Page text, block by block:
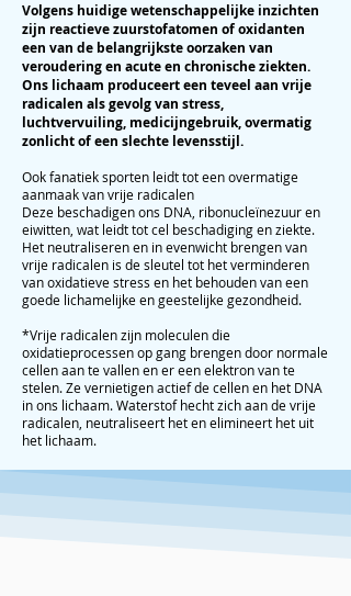
Volgens huidige wetenschappelijke inzichten
zijn reactieve zuurstofatomen of oxidanten
een van de belangrijkste oorzaken van
veroudering en acute en chronische ziekten.
Ons lichaam produceert een teveel aan vrije
radicalen als gevolg van stress,
luchtvervuiling, medicijngebruik, overmatig
zonlicht of een slechte levensstijl.
Ook fanatiek sporten leidt tot een overmatige
aanmaak van vrije radicalen
Deze beschadigen ons DNA, ribonucleïnezuur en
eiwitten, wat leidt tot cel beschadiging en ziekte.
Het neutraliseren en in evenwicht brengen van
vrije radicalen is de sleutel tot het verminderen
van oxidatieve stress en het behouden van een
goede lichamelijke en geestelijke gezondheid.
*Vrije radicalen zijn moleculen die
oxidatieprocessen op gang brengen door normale
cellen aan te vallen en er een elektron van te
stelen. Ze vernietigen actief de cellen en het DNA
in ons lichaam. Waterstof hecht zich aan de vrije
radicalen, neutraliseert het en elimineert het uit
het lichaam.